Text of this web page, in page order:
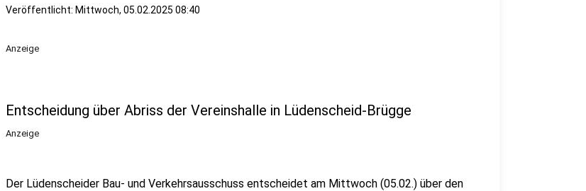
Veröffentlicht: Mittwoch, 05.02.2025 08:40
Anzeige
Entscheidung über Abriss der Vereinshalle in Lüdenscheid-Brügge
Anzeige
Der Lüdenscheider Bau- und Verkehrsausschuss entscheidet am Mittwoch (05.02.) über den